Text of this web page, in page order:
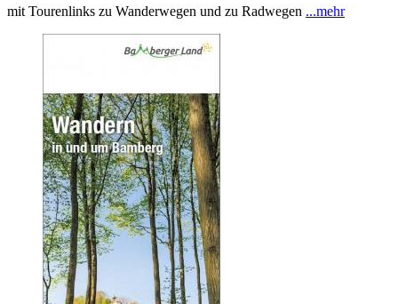
mit Tourenlinks zu Wanderwegen und zu Radwegen ...mehr